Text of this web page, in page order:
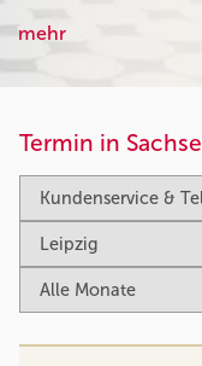
mehr
Termin in